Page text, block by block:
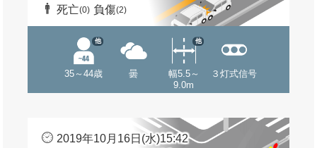
死亡(0) 負傷(2)
35～44歳
他
曇
幅5.5～
9.0m
他
３灯式信号
2019年10月16日(水)15:42